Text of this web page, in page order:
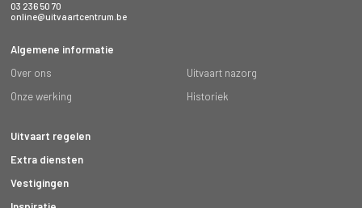
03 236 50 70
online@uitvaartcentrum.be
Algemene informatie
Over ons
Uitvaart nazorg
Onze werking
Historiek
Uitvaart regelen
Extra diensten
Vestigingen